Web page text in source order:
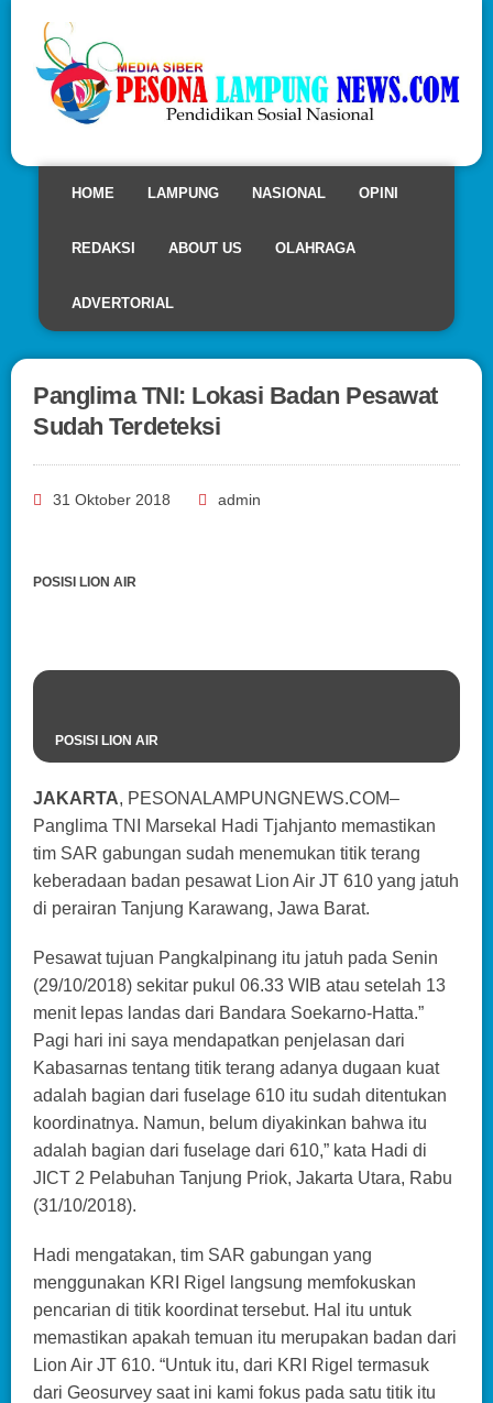
HOME LAMPUNG NASIONAL OPINI
REDAKSI ABOUT US OLAHRAGA
ADVERTORIAL
Panglima TNI: Lokasi Badan Pesawat
Sudah Terdeteksi
31 Oktober 2018 admin
POSISI LION AIR
POSISI LION AIR
JAKARTA, PESONALAMPUNGNEWS.COM–
Panglima TNI Marsekal Hadi Tjahjanto memastikan
tim SAR gabungan sudah menemukan titik terang
keberadaan badan pesawat Lion Air JT 610 yang jatuh
di perairan Tanjung Karawang, Jawa Barat.
Pesawat tujuan Pangkalpinang itu jatuh pada Senin
(29/10/2018) sekitar pukul 06.33 WIB atau setelah 13
menit lepas landas dari Bandara Soekarno-Hatta.”
Pagi hari ini saya mendapatkan penjelasan dari
Kabasarnas tentang titik terang adanya dugaan kuat
adalah bagian dari fuselage 610 itu sudah ditentukan
koordinatnya. Namun, belum diyakinkan bahwa itu
adalah bagian dari fuselage dari 610,” kata Hadi di
JICT 2 Pelabuhan Tanjung Priok, Jakarta Utara, Rabu
(31/10/2018).
Hadi mengatakan, tim SAR gabungan yang
menggunakan KRI Rigel langsung memfokuskan
pencarian di titik koordinat tersebut. Hal itu untuk
memastikan apakah temuan itu merupakan badan dari
Lion Air JT 610. “Untuk itu, dari KRI Rigel termasuk
dari Geosurvey saat ini kami fokus pada satu titik itu